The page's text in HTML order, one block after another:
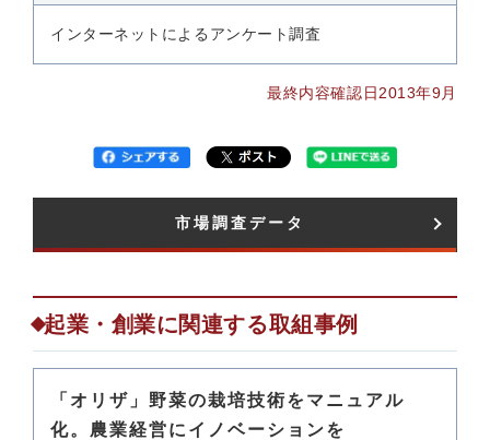
インターネットによるアンケート調査
最終内容確認日2013年9月
市場調査データ​
起業・創業に関連する取組事例
「オリザ」野菜の栽培技術をマニュアル
化。農業経営にイノベーションを